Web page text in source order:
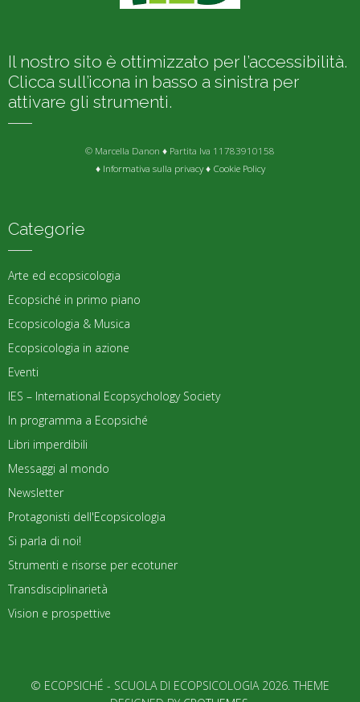
Il nostro sito è ottimizzato per l’accessibilità.
Clicca sull’icona in basso a sinistra per
attivare gli strumenti.
© Marcella Danon ♦ Partita Iva 11783910158
♦ Informativa sulla privacy♦ Cookie Policy
Categorie
Arte ed ecopsicologia
Ecopsiché in primo piano
Ecopsicologia & Musica
Ecopsicologia in azione
Eventi
IES – International Ecopsychology Society
In programma a Ecopsiché
Libri imperdibili
Messaggi al mondo
Newsletter
Protagonisti dell'Ecopsicologia
Si parla di noi!
Strumenti e risorse per ecotuner
Transdisciplinarietà
Vision e prospettive
© ECOPSICHÉ - SCUOLA DI ECOPSICOLOGIA 2026. THEME